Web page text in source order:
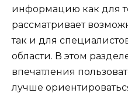
информацию как для
рассматривает
так и для
области. В этом
впечатления
лучше